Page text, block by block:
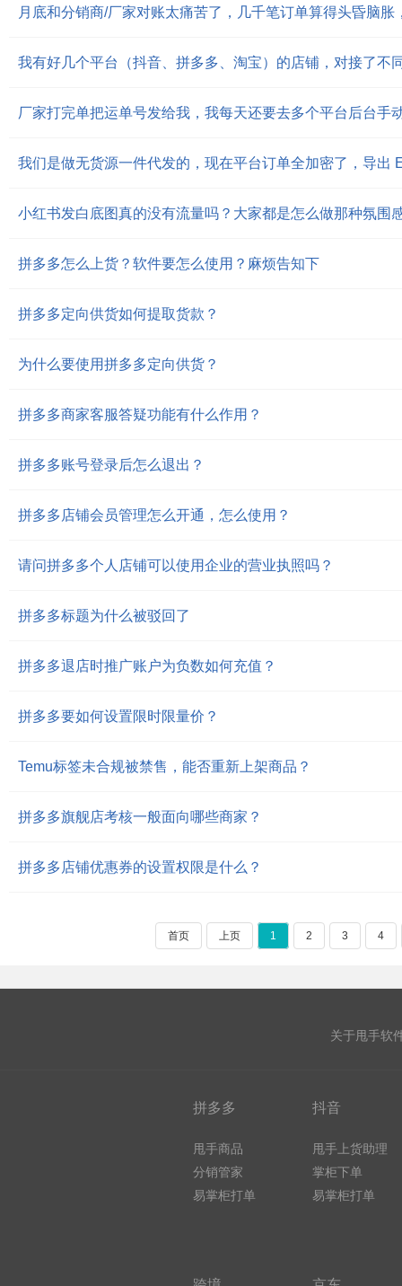
小红书发白底图真的没有流量吗？大家都是怎么做那种氛围
拼多多怎么上货？软件要怎么使用？麻烦告知下
拼多多定向供货如何提取货款？
为什么要使用拼多多定向供货？
拼多多商家客服答疑功能有什么作用？
拼多多账号登录后怎么退出？
拼多多店铺会员管理怎么开通，怎么使用？
请问拼多多个人店铺可以使用企业的营业执照吗？
拼多多标题为什么被驳回了
拼多多退店时推广账户为负数如何充值？
拼多多要如何设置限时限量价？
Temu标签未合规被禁售，能否重新上架商品？
拼多多旗舰店考核一般面向哪些商家？
拼多多店铺优惠券的设置权限是什么？
首页 上页 1 2 3 4
关于甩手软
拼多多
甩手商品
分销管家
易掌柜打单
抖音
甩手上货助理
掌柜下单
易掌柜打单